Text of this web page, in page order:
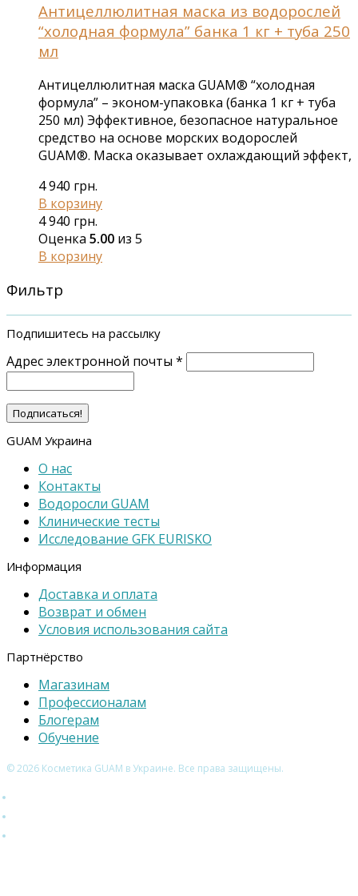
Антицеллюлитная маска из водорослей
“холодная формула” банка 1 кг + туба 250
мл
Антицеллюлитная маска GUAM® “холодная
формула” – эконом-упаковка (банка 1 кг + туба
250 мл) Эффективное, безопасное натуральное
средство на основе морских водорослей
GUAM®. Маска оказывает охлаждающий эффект,
4 940 грн.
В корзину
4 940 грн.
Оценка 5.00 из 5
В корзину
Фильтр
Подпишитесь на рассылку
Адрес электронной почты *
GUAM Украина
О нас
Контакты
Водоросли GUAM
Клинические тесты
Исследование GFK EURISKO
Информация
Доставка и оплата
Возврат и обмен
Условия использования сайта
Партнёрство
Магазинам
Профессионалам
Блогерам
Обучение
© 2026 Косметика GUAM в Украине. Все права защищены.